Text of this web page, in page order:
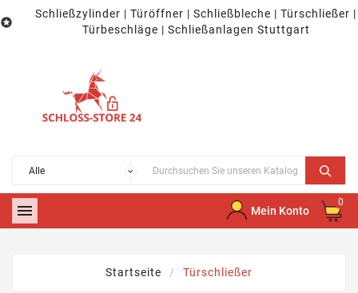

Schließzylinder | Türöffner | Schließbleche | Türschließer |
Türbeschläge | Schließanlagen Stuttgart
 Mein Konto
0
Startseite Türschließer